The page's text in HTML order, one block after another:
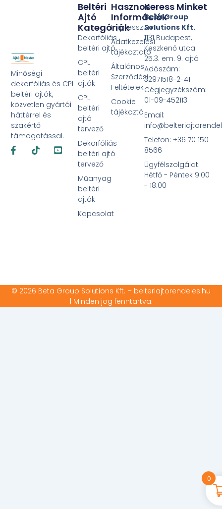
Minőségi
dekorfóliás és CPL
beltéri ajtók,
közvetlen gyártói
háttérrel és
szakértő
támogatással.
Facebook-
f
TiktokYoutube-
square
Hasznos
Információk
Impresszum
Adatkezelési
tájékoztató
Általános
Szerződési
Feltételek
Cookie
tájékoztó
Beltéri
Ajtó
Kategóriák
Dekorfóliás
beltéri ajtó
CPL
beltéri
ajtók
CPL
beltéri
ajtó
tervező
Dekorfóliás
beltéri ajtó
tervező
Műanyag
beltéri
ajtók
Kapcsolat
Keress Minket
Beta Group
Solutions Kft.
1131 Budapest,
Keszkenő utca
25.3. em. 9. ajtó
Adószám:
32971518-2-41
Cégjegyzékszám:
01-09-452113
Email:
Telefon: +36 70 150
8566
Ügyfélszolgálat:
Hétfő - Péntek 9:00
- 18:00
© 2026 Beta Group Solutions Kft. – belteriajtorendeles.hu
| Minden jog fenntartva.
0